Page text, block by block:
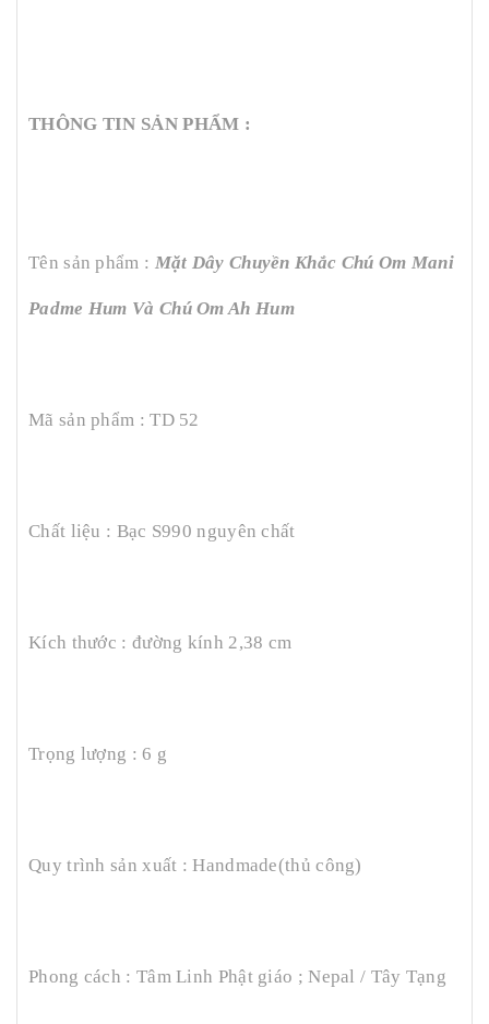
THÔNG TIN SẢN PHẨM :
Tên sản phẩm : Mặt Dây Chuyền Khắc Chú Om Mani
Padme Hum Và Chú Om Ah Hum
Mã sản phẩm : TD 52
Chất liệu : Bạc S990 nguyên chất
Kích thước : đường kính 2,38 cm
Trọng lượng : 6 g
Quy trình sản xuất : Handmade(thủ công)
Phong cách : Tâm Linh Phật giáo ; Nepal / Tây Tạng